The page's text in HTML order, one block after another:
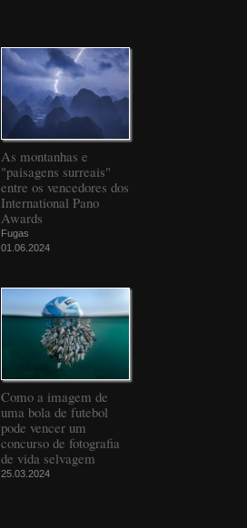
As montanhas e
"paisagens surreais"
entre os vencedores dos
International Pano
Awards
Fugas
01.06.2024
Como a imagem de
uma bola de futebol
pode vencer um
concurso de fotografia
de vida selvagem
25.03.2024